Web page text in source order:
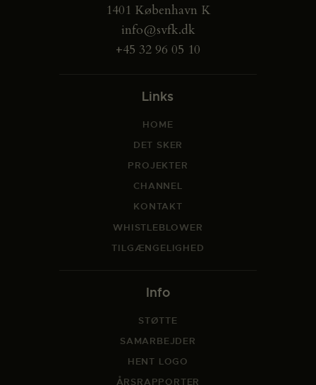
1401 København K
info@svfk.dk
+45 32 96 05 10
Links
HOME
DET SKER
PROJEKTER
CHANNEL
KONTAKT
WHISTLEBLOWER
TILGÆNGELIGHED
Info
STØTTE
SAMARBEJDER
HENT LOGO
ÅRSRAPPORTER